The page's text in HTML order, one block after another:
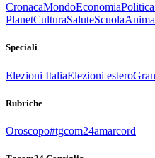
CronacaMondoEconomiaPolitica
PlanetCulturaSaluteScuola
Speciali
Elezioni ItaliaElezioni estero
Rubriche
Oroscopo#tgcom24amarcord